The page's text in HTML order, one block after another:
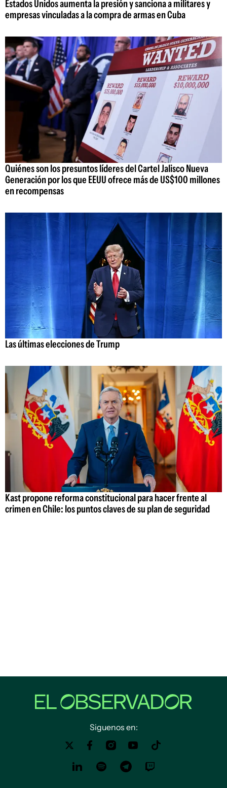
Estados Unidos aumenta la presión y sanciona a militares y
empresas vinculadas a la compra de armas en Cuba
Quiénes son los presuntos líderes del Cartel Jalisco Nueva
Generación por los que EEUU ofrece más de US$100 millones
en recompensas
Las últimas elecciones de Trump
Kast propone reforma constitucional para hacer frente al
crimen en Chile: los puntos claves de su plan de seguridad
Siguenos en: